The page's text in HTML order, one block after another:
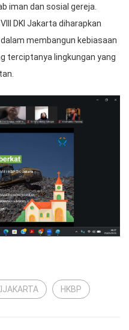
iman dan sosial gereja.
DKI Jakarta diharapkan
membangun kebiasaan
terciptanya lingkungan yang
HKBP